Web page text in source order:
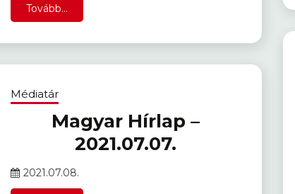
Tovább...
Médiatár
Magyar Hírlap –
2021.07.07.
2021.07.08.